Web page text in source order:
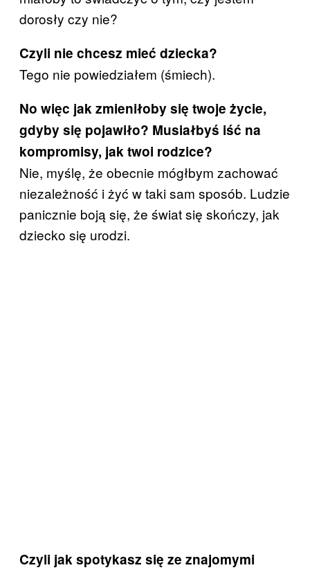
dorosły czy nie?
Czyli nie chcesz mieć dziecka?
Tego nie powiedziałem (śmiech).
No więc jak zmieniłoby się twoje życie,
gdyby się pojawiło? Musiałbyś iść na
kompromisy, jak twoi rodzice?
Nie, myślę, że obecnie mógłbym zachować
niezależność i żyć w taki sam sposób. Ludzie
panicznie boją się, że świat się skończy, jak
dziecko się urodzi.
Czyli jak spotykasz się ze znajomymi